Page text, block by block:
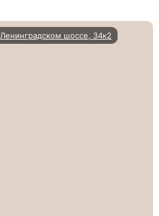
Ленинградском шоссе, 34к2